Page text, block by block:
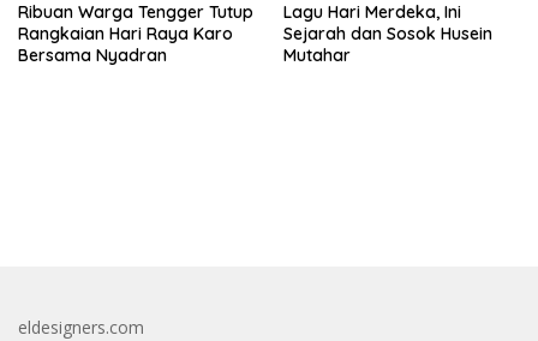
Ribuan Warga Tengger Tutup
Rangkaian Hari Raya Karo
Bersama Nyadran
Lagu Hari Merdeka, Ini
Sejarah dan Sosok Husein
Mutahar
eldesigners.com